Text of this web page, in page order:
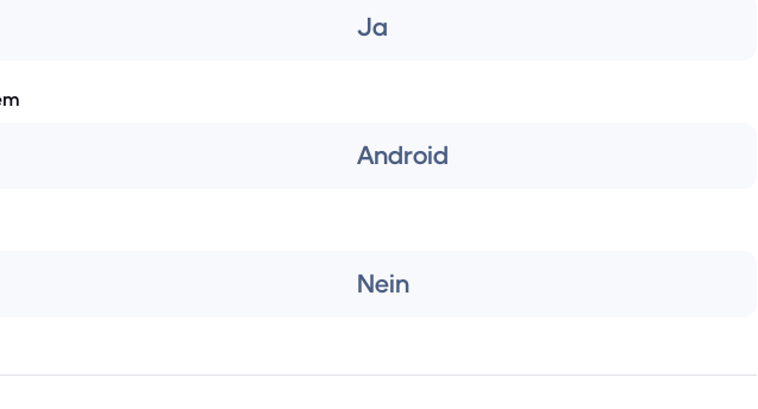
Ja
Android
Nein